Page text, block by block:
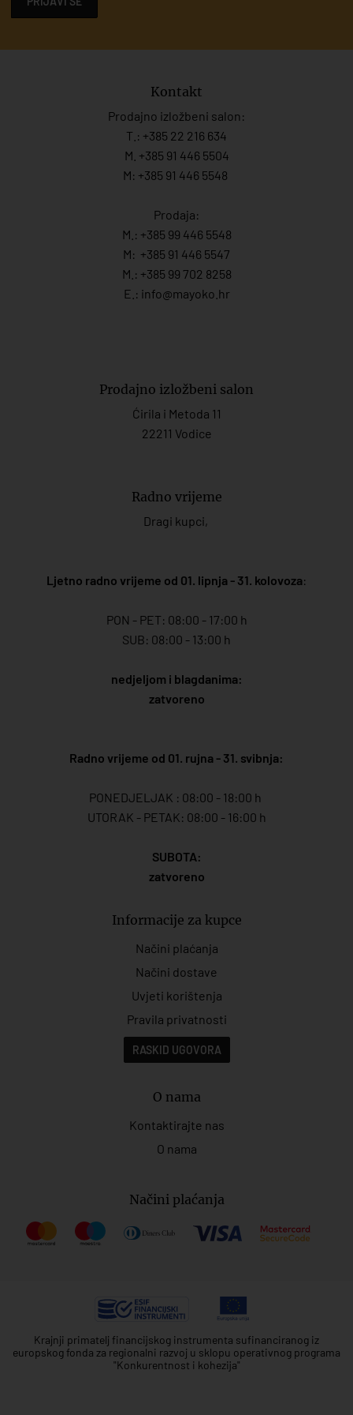
Kontakt
Prodajno izložbeni salon:
T.: +385 22 216 634
M. +385 91 446 5504
M: +385 91 446 5548
Prodaja:
M.: +385 99 446 5548
M: +385 91 446 5547
M.: +385 99 702 8258
E.: info@mayoko. hr
Prodajno izložbeni salon
Ćirila i Metoda 11
22211 Vodice
Radno vrijeme
Dragi kupci,
Ljetno radno vrijeme od 01. lipnja - 31. kolovoza:
PON - PET: 08:00 - 17:00 h
SUB: 08:00 - 13:00 h
nedjeljom i blagdanima:
zatvoreno
Radno vrijeme od 01. rujna - 31. svibnja:
PONEDJELJAK : 08:00 - 18:00 h
UTORAK - PETAK: 08:00 - 16:00 h
SUBOTA:
zatvoreno
Informacije za kupce
Načini plaćanja
Načini dostave
Uvjeti korištenja
Pravila privatnosti
RASKID UGOVORA
O nama
Kontaktirajte nas
O nama
Načini plaćanja
Krajnji primatelj financijskog instrumenta sufinanciranog iz
europskog fonda za regionalni razvoj u sklopu operativnog programa
"Konkurentnost i kohezija"